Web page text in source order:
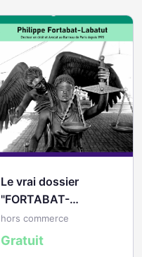
Le vrai dossier
"FORTABAT-
LABATUT"
hors commerce
Gratuit